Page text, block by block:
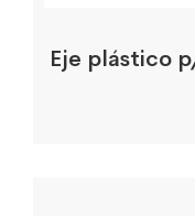
Eje plástico